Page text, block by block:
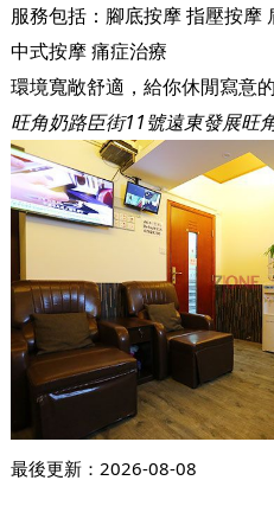
服務包括： 腳底按摩指壓按摩
中式按摩痛症治療
旺角奶路臣街11號遠東發展旺
最後更新： 2026-08-08